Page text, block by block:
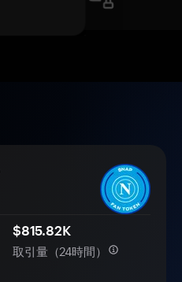
$815.82K
取引量（24時間）